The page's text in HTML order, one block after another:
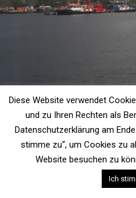
Diese Website verwendet
und zu Ihren Rechten als
Datenschutzerklärung am
stimme zu“, um Cookies zu
Website besuchen zu
Ich